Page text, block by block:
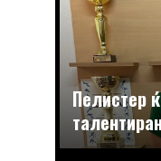
Пелистер